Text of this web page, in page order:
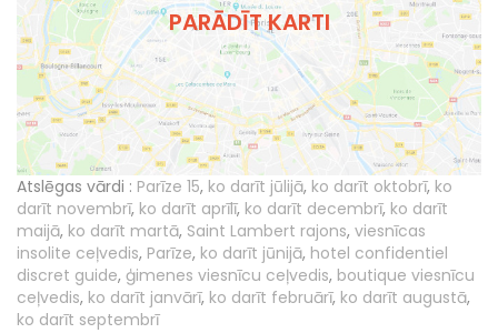
PARĀDĪT KARTI
Atslēgas vārdi : Parīze 15, ko darīt jūlijā, ko darīt oktobrī, ko
darīt novembrī, ko darīt aprīlī, ko darīt decembrī, ko darīt
maijā, ko darīt martā, Saint Lambert rajons, viesnīcas
insolite ceļvedis, Parīze, ko darīt jūnijā, hotel confidentiel
discret guide, ģimenes viesnīcu ceļvedis, boutique viesnīcu
ceļvedis, ko darīt janvārī, ko darīt februārī, ko darīt augustā,
ko darīt septembrī